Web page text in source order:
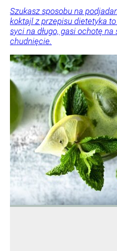
Szukasz sposobu na
koktajl z przepisu dietetyka
syci na długo, gasi ochotę na
chudnięcie.